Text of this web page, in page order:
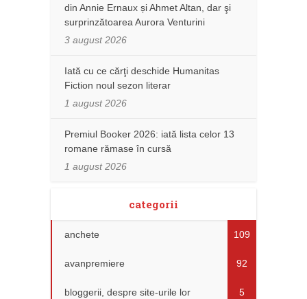
din Annie Ernaux și Ahmet Altan, dar şi
surprinzătoarea Aurora Venturini
3 august 2026
Iată cu ce cărţi deschide Humanitas
Fiction noul sezon literar
1 august 2026
Premiul Booker 2026: iată lista celor 13
romane rămase în cursă
1 august 2026
categorii
anchete 109
avanpremiere 92
bloggerii, despre site-urile lor 5